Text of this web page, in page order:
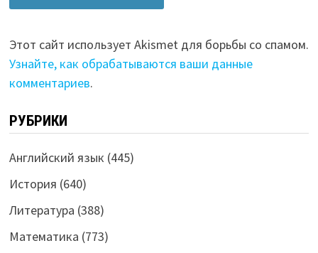
Этот сайт использует Akismet для борьбы со спамом.
Узнайте, как обрабатываются ваши данные
комментариев.
РУБРИКИ
Английский язык (445)
История (640)
Литература (388)
Математика (773)